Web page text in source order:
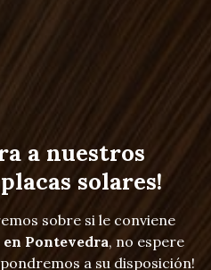
a nuestros
solares!
sobre si le conviene
Pontevedra, no espere
a su disposición!